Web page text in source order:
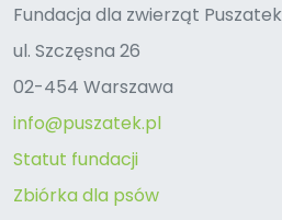
Fundacja dla zwierząt Puszatek
ul. Szczęsna 26
02-454 Warszawa
info@puszatek.pl
Statut fundacji
Zbiórka dla psów